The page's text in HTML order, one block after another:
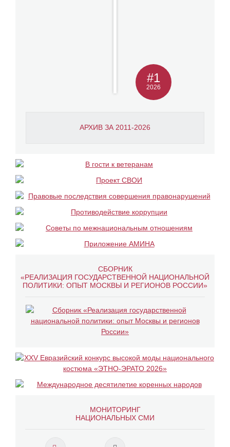
АРХИВ ЗА 2011-2026
#1
2026
СБОРНИК
«РЕАЛИЗАЦИЯ ГОСУДАРСТВЕННОЙ НАЦИОНАЛЬНОЙ
ПОЛИТИКИ: ОПЫТ МОСКВЫ И РЕГИОНОВ РОССИИ»
МОНИТОРИНГ
НАЦИОНАЛЬНЫХ СМИ